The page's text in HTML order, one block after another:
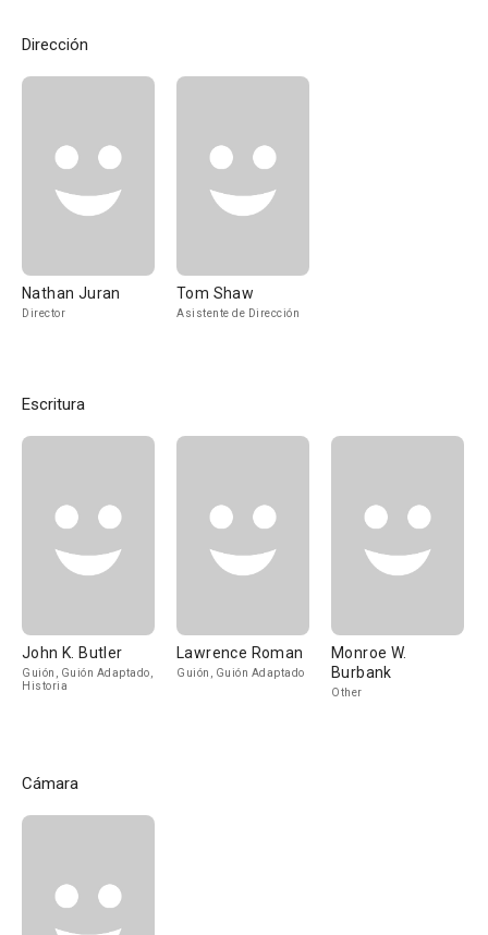
Dirección
Nathan Juran
Director
Tom Shaw
Asistente de Dirección
Escritura
John K. Butler
Guión, Guión Adaptado,
Historia
Lawrence Roman
Guión, Guión Adaptado
Monroe W.
Burbank
Other
Cámara